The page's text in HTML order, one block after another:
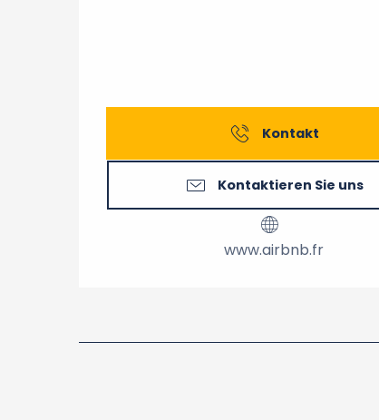
Kontakt
Kontaktieren Sie uns
www.airbnb.fr